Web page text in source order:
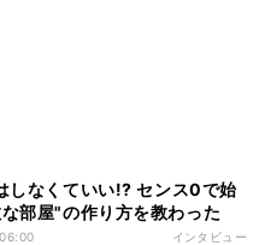
しなくていい!? センス0で始
部屋"の作り方を教わった
インタビュー